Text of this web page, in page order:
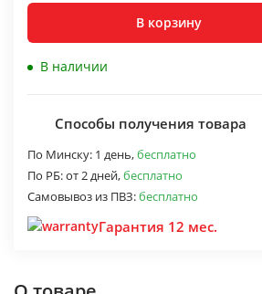
В корзину
В наличии
Способы получения товара
По Минску: 1 день,бесплатно
По РБ:от 2 дней,бесплатно
Самовывоз из ПВЗ:бесплатно
Гарантия 12 мес.